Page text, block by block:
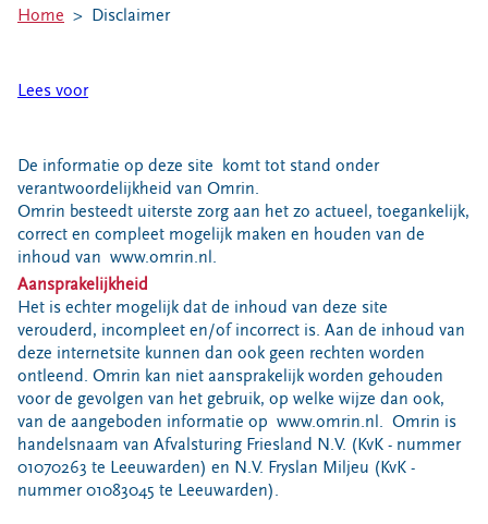
Afval scheiden
Milieupas aanvragen
Kringloopspullen
Afval aanmelden
Bouwcontainer huren
Ons verhaal
Nieuws
Ontdek Omrin
Over Omrin
Hier werken we aan
Ecopark De Wierde
Reststoffen Energie Centrale
Home Disclaimer
Lees voor
De informatie op deze site komt tot stand onder
verantwoordelijkheid van Omrin.
Omrin besteedt uiterste zorg aan het zo actueel, toegankelijk,
correct en compleet mogelijk maken en houden van de
inhoud van www.omrin.nl.
Aansprakelijkheid
Het is echter mogelijk dat de inhoud van deze site
verouderd, incompleet en/of incorrect is. Aan de inhoud van
deze internetsite kunnen dan ook geen rechten worden
ontleend. Omrin kan niet aansprakelijk worden gehouden
voor de gevolgen van het gebruik, op welke wijze dan ook,
van de aangeboden informatie op www.omrin.nl. Omrin is
handelsnaam van Afvalsturing Friesland N.V. (KvK - nummer
01070263 te Leeuwarden) en N.V. Fryslan Miljeu (KvK -
nummer 01083045 te Leeuwarden).